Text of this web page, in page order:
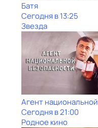
Батя
Сегодня в 13:25
Звезда
Агент
Сегодня в 21:00
Родное кино